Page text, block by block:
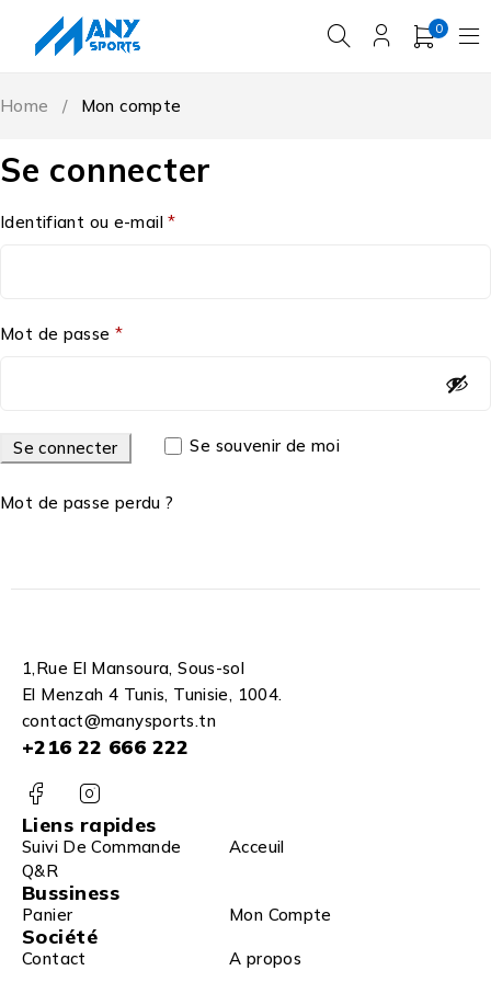
0
Home / Mon compte
Se connecter
Identifiant ou e-mail*
Mot de passe *
Se souvenir de moi
Se connecter
Mot de passe perdu ?
1,Rue El Mansoura, Sous-sol
El Menzah 4 Tunis, Tunisie, 1004.
contact@manysports.tn
+216 22 666 222
Liens rapides
Suivi De Commande
Acceuil
Q&R
Bussiness
Panier Mon Compte
Société
Contact A propos